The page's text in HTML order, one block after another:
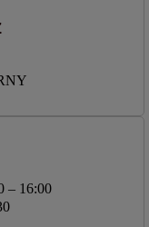
– 16:00